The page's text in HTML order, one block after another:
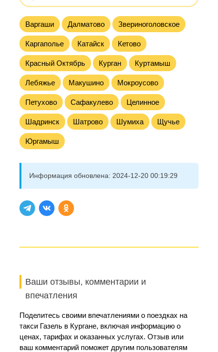
Варгаши Далматово Звериноголовское
Каргаполье Катайск Кетово
Красный Октябрь Курган Куртамыш
Лебяжье Макушино Мокроусово
Петухово Сафакулево Целинное
Шадринск Шатрово Шумиха Щучье
Юргамыш
Информация обновлена: 2024-12-20 00:19:29
Ваши отзывы, комментарии и
впечатления
Поделитесь своими впечатлениями о поездках на
такси Газель в Кургане, включая информацию о
ценах, тарифах и оказанных услугах. Отзыв или
ваш комментарий поможет другим пользователям